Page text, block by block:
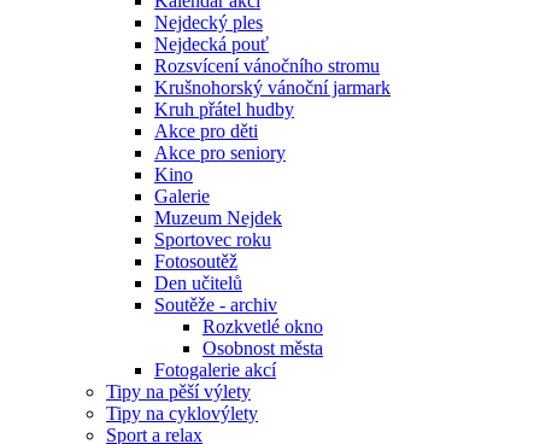
Nejdecký ples
Nejdecká pouť
Rozsvícení vánočního stromu
Krušnohorský vánoční jarmark
Kruh přátel hudby
Akce pro děti
Akce pro seniory
Kino
Galerie
Muzeum Nejdek
Sportovec roku
Fotosoutěž
Den učitelů
Soutěže - archiv
Rozkvetlé okno
Osobnost města
Fotogalerie akcí
Tipy na pěší výlety
Tipy na cyklovýlety
Sport a relax